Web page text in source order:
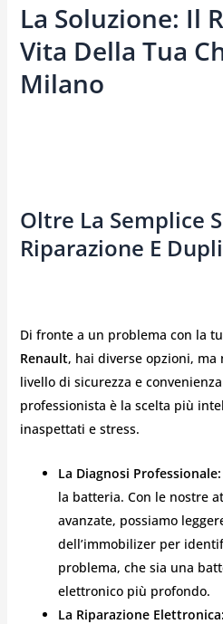
La Soluzione: Il
Vita Della Tua
Milano
Oltre La Semplice
Riparazione E
Di fronte a un problema con la
Renault, hai diverse opzioni,
livello di sicurezza e
professionista è la scelta più
inaspettati e stress.
La Diagnosi Professionale:
la batteria. Con le nostre
avanzate, possiamo
dell’immobilizer per
problema, che sia una
elettronico più profondo.
La Riparazione Elettronica: